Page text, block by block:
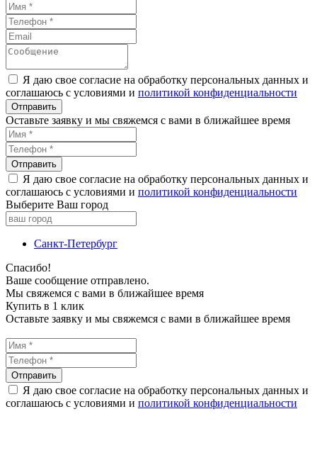
Я даю свое согласие на обработку персональных данных и
соглашаюсь с условиями и политикой конфиденциальности
Оставьте заявку и мы свяжемся с вами в ближайшее время
Я даю свое согласие на обработку персональных данных и
соглашаюсь с условиями и политикой конфиденциальности
Выберите Ваш город
Санкт-Петербург
Спасибо!
Ваше сообщение отправлено.
Мы свяжемся с вами в ближайшее время
Купить в 1 клик
Оставьте заявку и мы свяжемся с вами в ближайшее время
Я даю свое согласие на обработку персональных данных и
соглашаюсь с условиями и политикой конфиденциальности